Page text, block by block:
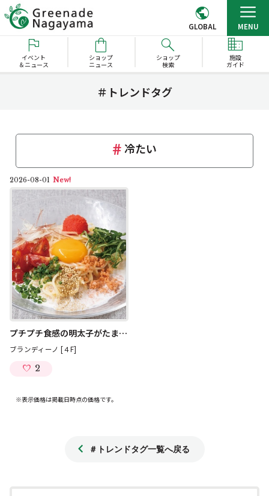
GLOBAL MENU
イベント
＆ニュース
ショップ
ニュース
ショップ
検索
施設
ガイド
＃トレンドタグ
冷たい
2026-08-01 New!
プチプチ食感の明太子がたまらない！
ブランディーノ [４F]
2
※表示価格は掲載日時点の価格です。
＃トレンドタグ一覧へ戻る